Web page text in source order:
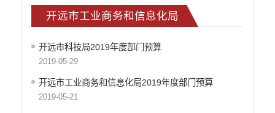
开远市人大常委会办公室
开远市人民政府办公室
中国共产党开远市委员会组织部
中共开远市委宣传部
开远市工业商务和信息化局
开远市科技局2019年度部门预算
2019-05-29
开远市工业商务和信息化局2019年度部门预算
2019-05-21